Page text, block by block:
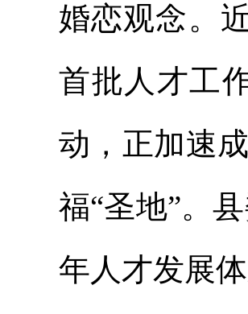
婚恋观念。
首批人才工
动，正加速
福“圣地”。
年人才发展